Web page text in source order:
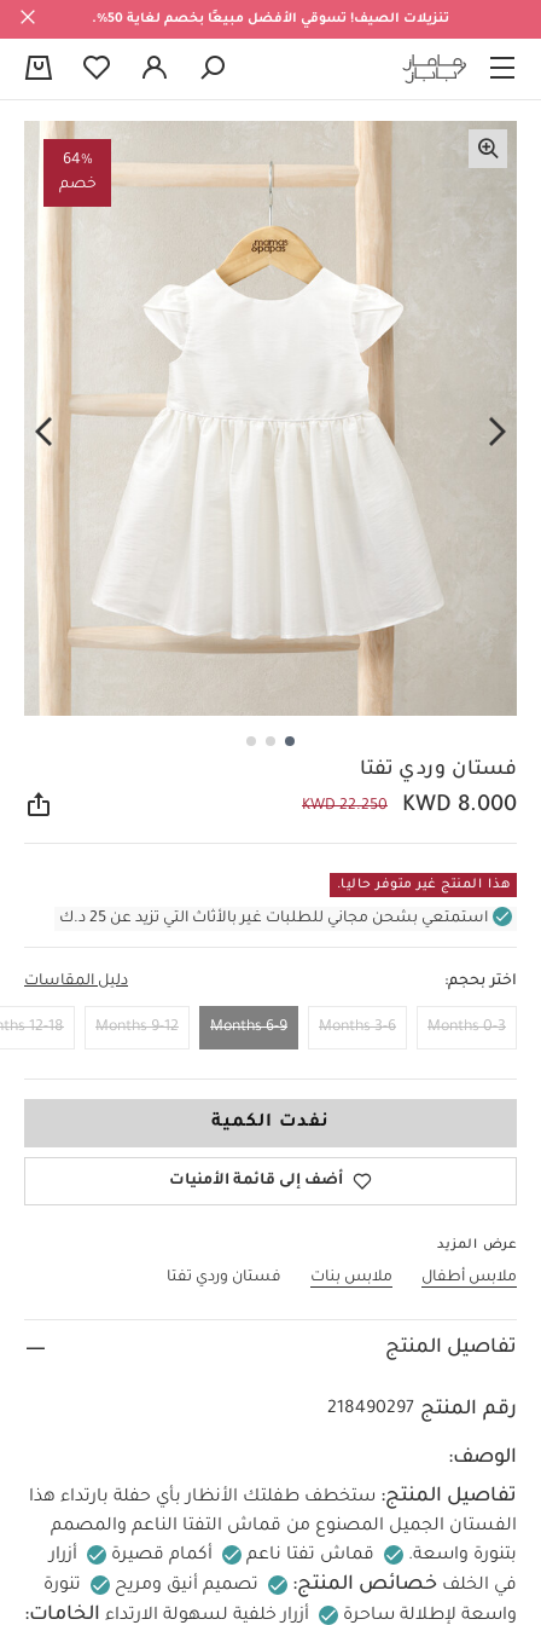
تنزيلات الصيف! تسوقي الأفضل مبيعًا بخصم لغاية 50%.
64%
خصم
فستان وردي تفتا
KWD 8.000
KWD 22.250
هذا المنتج غير متوفر حاليا.
استمتعي بشحن مجاني للطلبات غير بالأثاث التي تزيد عن 25 د.ك
اختر بحجم: دليل المقاسات
0-3 Months
3-6 Months
6-9 Months
9-12 Months
12-18 Months
نفدت الكمية
أضف إلى قائمة الأمنيات
عرض المزيد
ملابس أطفال ملابس بنات فستان وردي تفتا
تفاصيل المنتج
رقم المنتج 218490297
الوصف:
تفاصيل المنتج: ستخطف طفلتك الأنظار بأي حفلة بارتداء هذا
الفستان الجميل المصنوع من قماش التفتا الناعم والمصمم
بتنورة واسعة.
قماش تفتا ناعم أكمام قصيرة
أزرار
في الخلف خصائص المنتج: تصميم أنيق ومريح
تنورة
واسعة لإطلالة ساحرة
أزرار خلفية لسهولة الارتداء الخامات: